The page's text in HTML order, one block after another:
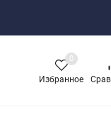
Избранное
0